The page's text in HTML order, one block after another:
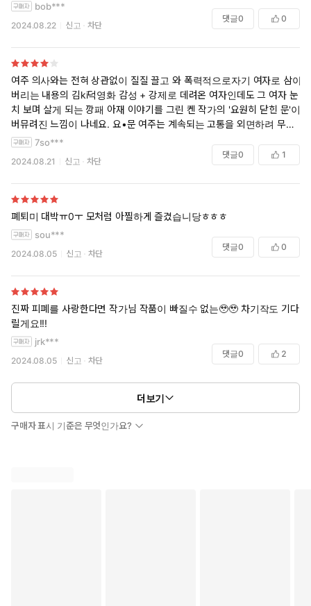
bob***
2024.08.22 신고 차단
댓글0 0
여주 의사와는 전혀 상관없이 질질 끌고 와 폭력적으로자기 여자로 삼아
버리는 내용의 김ki덕영화 감성 + 강제로 데려온 여자인데도 그 여자 눈
치 보며 살게 되는 깡패 아재 이야기를 그린 켄 작가의 '요원히 닫힌 문'이
버뮤려진 느낌이 나네요. 요•문 여주는 계속되는 고통을 외면하려 무감각
한 인형이 되버린 느낌이고, 이 소설 여주는 그 체념이 내가 차라리 바닥
을 선택하리라~하는 의지가 있는 체념이랄까요? 이 와중에도 평소의 성
실성이 드러나 주부 노릇도 성실히 하는거 같은 여주. 작가님 특유의 피폐
물답게 여주가 고생 많이 하구요.ㅠ 왜 무슨 심리로 여주가 그런 행동들을
하는지 납득이 되서 코끝이 찡하게 되네요. 읽으면서 눈물 막 나고 그런게
아닌 싸~하게 마음이 많이 아파지는 그런거요. 잘 읽었습니다.
7so***
2024.08.21 신고 차단
댓글0 1
폐퇴미 대박ㅠ0ㅜ 모처럼 아찔하게 즐겼습니당ㅎㅎㅎ
sou***
2024.08.05 신고 차단
댓글0 0
진짜 피폐를 사랑한다면 작가님 작품이 빠질수 없는🥹🥹 차기작도 기다
릴게요!!!
jrk***
2024.08.05 신고 차단
댓글0 2
더보기
구매자 표시 기준은 무엇인가요?